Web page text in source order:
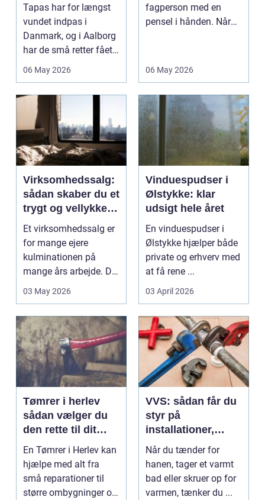
Tapas har for længst
vundet indpas i
Danmark, og i Aalborg
har de små retter fået
deres helt eget li...
06 May 2026
fagperson med en
pensel i hånden. Når
06 May 2026
Virksomhedssalg:
sådan skaber du et
trygt og vellykket
salg
Et virksomhedssalg er
for mange ejere
kulminationen på
mange års arbejde. Det
kan være en planlagt
03 May 2026
Vinduespudser i
Ølstykke: klar
udsigt hele året
En vinduespudser i
Ølstykke hjælper både
private og erhverv med
at få rene ...
03 April 2026
Tømrer i herlev
sådan vælger du
den rette til dit
projekt
En Tømrer i Herlev kan
hjælpe med alt fra
små reparationer til
større ombygninger og
VVS: sådan får du
styr på
installationer,
komfort og
energiforbrug
Når du tænder for
hanen, tager et varmt
bad eller skruer op for
varmen, tænker du ...